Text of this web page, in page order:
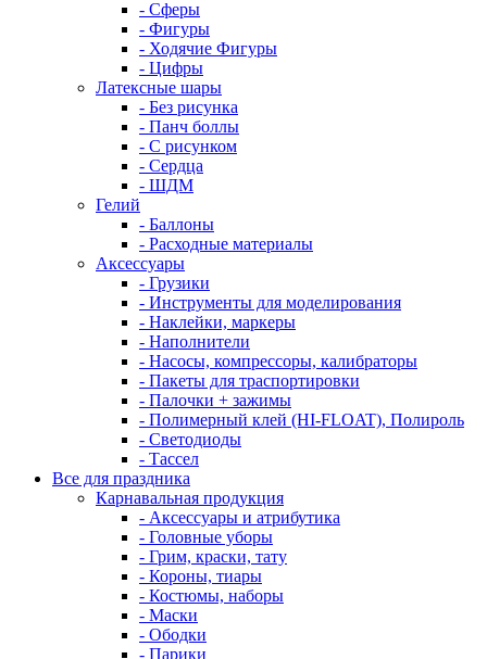
- Сферы
- Фигуры
- Ходячие Фигуры
- Цифры
Латексные шары
- Без рисунка
- Панч боллы
- С рисунком
- Сердца
- ШДМ
Гелий
- Баллоны
- Расходные материалы
Аксессуары
- Грузики
- Инструменты для моделирования
- Наклейки, маркеры
- Наполнители
- Насосы, компрессоры, калибраторы
- Пакеты для траспортировки
- Палочки + зажимы
- Полимерный клей (HI-FLOAT), Полироль
- Светодиоды
- Тассел
Все для праздника
Карнавальная продукция
- Аксессуары и атрибутика
- Головные уборы
- Грим, краски, тату
- Короны, тиары
- Костюмы, наборы
- Маски
- Ободки
- Парики